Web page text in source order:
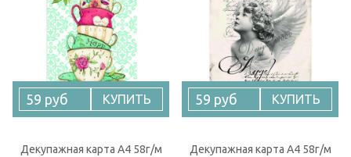
59 руб КУПИТЬ
Декупажная карта А4 58г/м
59 руб КУПИТЬ
Декупажная карта А4 58г/м